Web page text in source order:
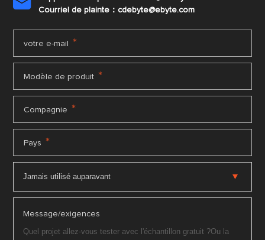
Courriel de plainte：cdebyte@ebyte.com
votre e-mail *
Modèle de produit *
Compagnie *
Pays *
Message/exigences